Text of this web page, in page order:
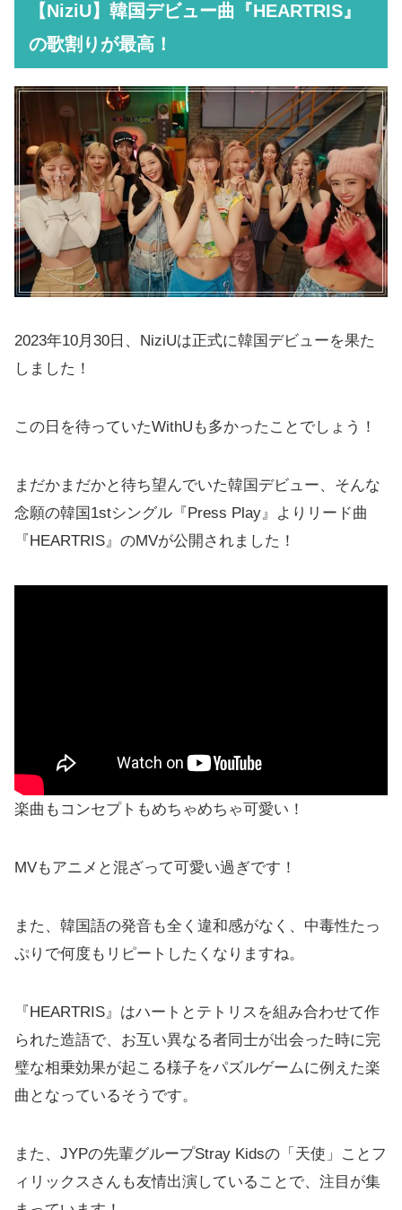
【NiziU】韓国デビュー曲『HEARTRIS』
の歌割りが最高！
2023年10月30日、NiziUは正式に韓国デビューを果た
しました！
この日を待っていたWithUも多かったことでしょう！
まだかまだかと待ち望んでいた韓国デビュー、そんな
念願の韓国1stシングル『Press Play』よりリード曲
『HEARTRIS』のMVが公開されました！
楽曲もコンセプトもめちゃめちゃ可愛い！
MVもアニメと混ざって可愛い過ぎです！
また、韓国語の発音も全く違和感がなく、中毒性たっ
ぷりで何度もリピートしたくなりますね。
『HEARTRIS』はハートとテトリスを組み合わせて作
られた造語で、お互い異なる者同士が出会った時に完
璧な相乗効果が起こる様子をパズルゲームに例えた楽
曲となっているそうです。
また、JYPの先輩グループStray Kidsの「天使」ことフ
ィリックスさんも友情出演していることで、注目が集